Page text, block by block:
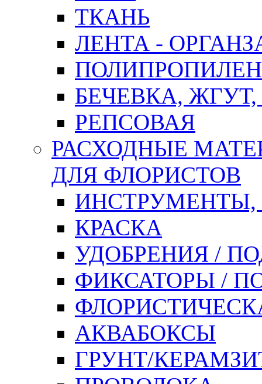
ТКАНЬ
ЛЕНТА -
БЕЧЕВКА,
РЕПСОВАЯ
РАСХОДНЫЕ
ДЛЯ ФЛОРИСТОВ
ИНСТРУМЕНТЫ,
КРАСКА
УДОБРЕНИЯ /
ФИКСАТОРЫ /
АКВАБОКСЫ
ГРУНТ/